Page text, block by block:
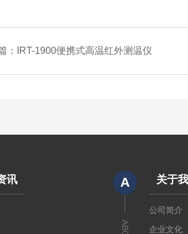
： IRT-1900便携式高温红外测温仪
讯 A 关于
公司简介
企业文化